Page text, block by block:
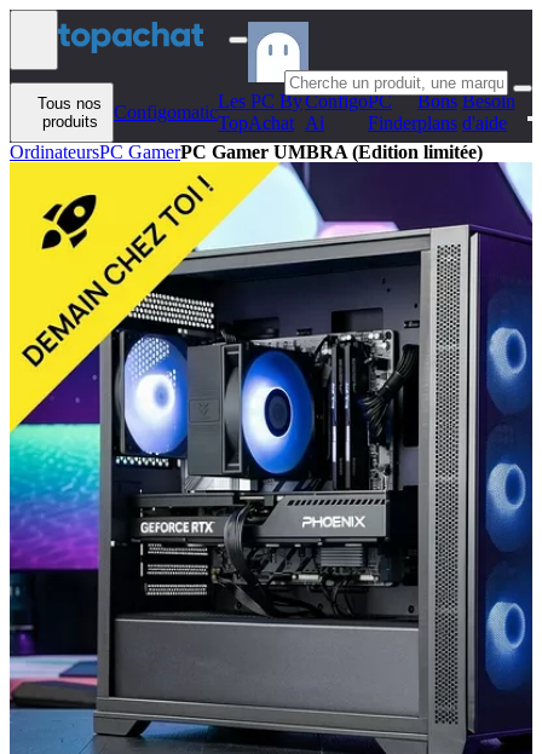
Aller au contenu
Tous nos
produits
Configomatic
Les PC By
TopAchat
Configo
Ai
PC
Finder
Bons
plans
Besoin
d'aide
OrdinateursPC GamerPC Gamer UMBRA (Edition limitée)